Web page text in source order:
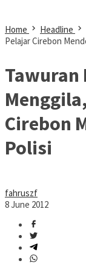
Home Headline
Pelajar Cirebon
Tawuran
Cirebon
Polisi
fahruszf
8 June 2012